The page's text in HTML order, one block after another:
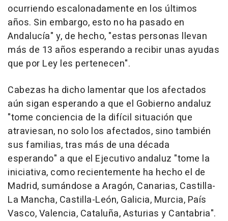
ocurriendo escalonadamente en los últimos
años. Sin embargo, esto no ha pasado en
Andalucía" y, de hecho, "estas personas llevan
más de 13 años esperando a recibir unas ayudas
que por Ley les pertenecen".
Cabezas ha dicho lamentar que los afectados
aún sigan esperando a que el Gobierno andaluz
"tome conciencia de la difícil situación que
atraviesan, no solo los afectados, sino también
sus familias, tras más de una década
esperando" a que el Ejecutivo andaluz "tome la
iniciativa, como recientemente ha hecho el de
Madrid, sumándose a Aragón, Canarias, Castilla-
La Mancha, Castilla-León, Galicia, Murcia, País
Vasco, Valencia, Cataluña, Asturias y Cantabria".